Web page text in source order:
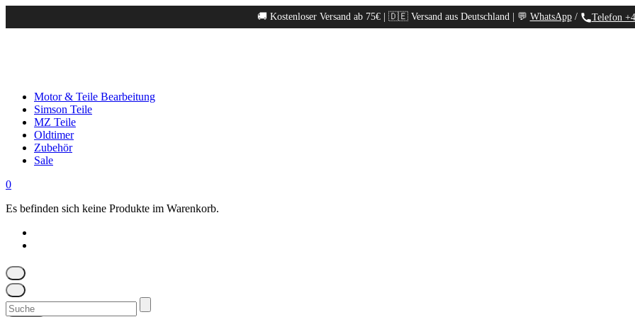
🚚 Kostenloser Versand ab 75€ | 🇩🇪 Versand aus Deutschland | 💬 WhatsApp/ Telefon
Motor & Teile Bearbeitung
Simson Teile
MZ Teile
Oldtimer
Zubehör
Sale
0
Es befinden sich keine Produkte im Warenkorb.
Suchen